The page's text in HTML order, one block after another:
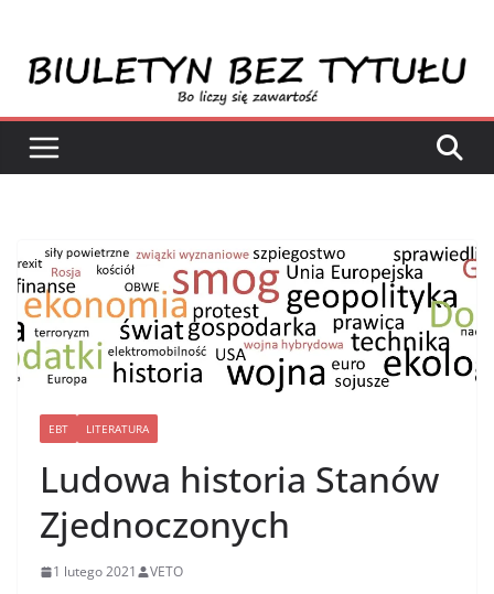
treści
EBT LITERATURA
Ludowa historia Stanów
Zjednoczonych
1 lutego 2021 VETO